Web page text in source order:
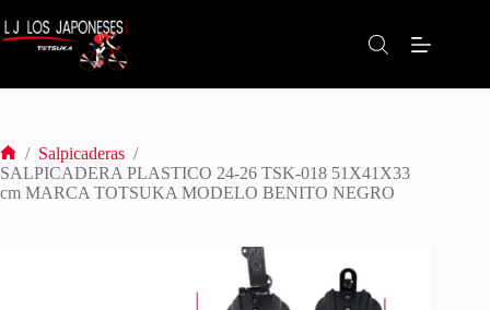
al
contenido
Inicio
/ Salpicaderas /
SALPICADERA PLASTICO 24-26 TSK-018 51X41X33
cm MARCA TOTSUKA MODELO BENITO NEGRO